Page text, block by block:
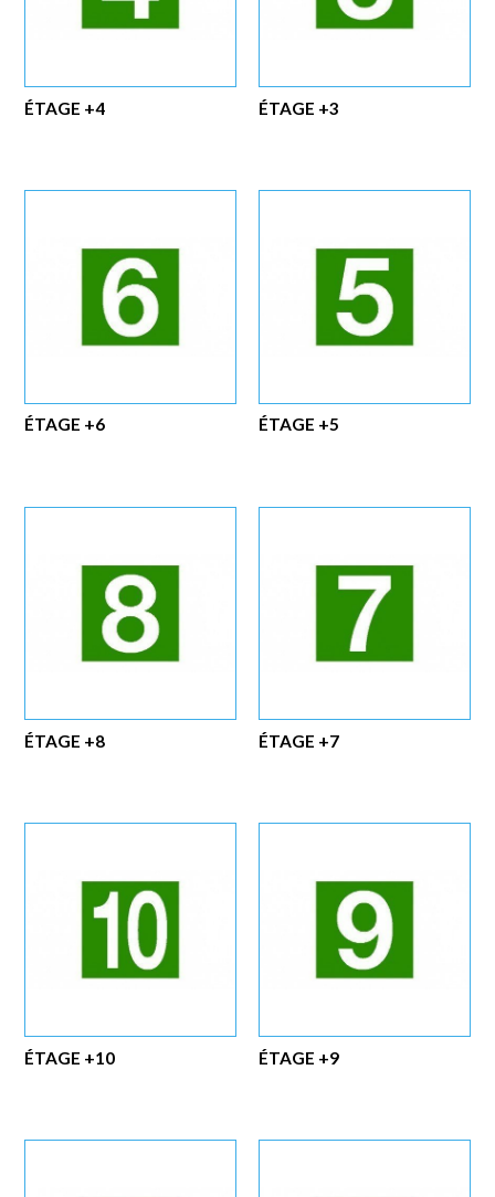
ÉTAGE +3
ÉTAGE +4
ÉTAGE +5
ÉTAGE +6
ÉTAGE +7
ÉTAGE +8
ÉTAGE +9
ÉTAGE +10